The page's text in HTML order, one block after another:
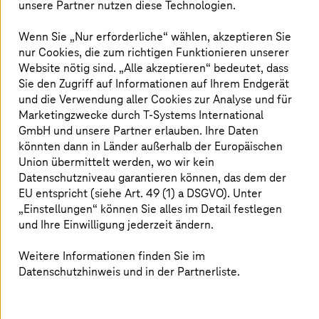
sondern begannen, eigenständig zu lernen, indem sie
durch zwei bedeutende technologische Durchbrüche
ermöglicht: Convolutional Neural Networks (CNNs) und
Transformer-Modelle. Diese beiden Technologien
eröffneten neue Möglichkeiten bei
Transformationsaufgaben wie Sprachverarbeitung,
Bilderkennung und Videoanalyse. Transformer-Modelle,
die 2017 eingeführt wurden, versetzten KI-Systeme in
die Lage, kontextuelle Zusammenhänge wesentlich
besser zu erfassen – ein Fortschritt, der sich unter
anderem in der Verbesserung von Google Translate
zeigte.
Die Integration von künstlicher Intelligenz in unser
unsere Partner nutzen diese Technologien.
Wenn Sie „Nur erforderliche“ wählen, akzeptieren Sie
nur Cookies, die zum richtigen Funktionieren unserer
Website nötig sind. „Alle akzeptieren“ bedeutet, dass
Sie den Zugriff auf Informationen auf Ihrem Endgerät
und die Verwendung aller Cookies zur Analyse und für
Marketingzwecke durchT-Systems International
GmbH und unsere Partner erlauben. Ihre Daten
könnten dann in Länder außerhalb der Europäischen
Union übermittelt werden, wo wir kein
Datenschutzniveau garantieren können, das dem der
EU entspricht (siehe Art. 49 (1) a DSGVO). Unter
„Einstellungen“ können Sie alles im Detail festlegen
und Ihre Einwilligung jederzeit ändern.
Weitere Informationen finden Sie im
Datenschutzhinweis und in der Partnerliste.